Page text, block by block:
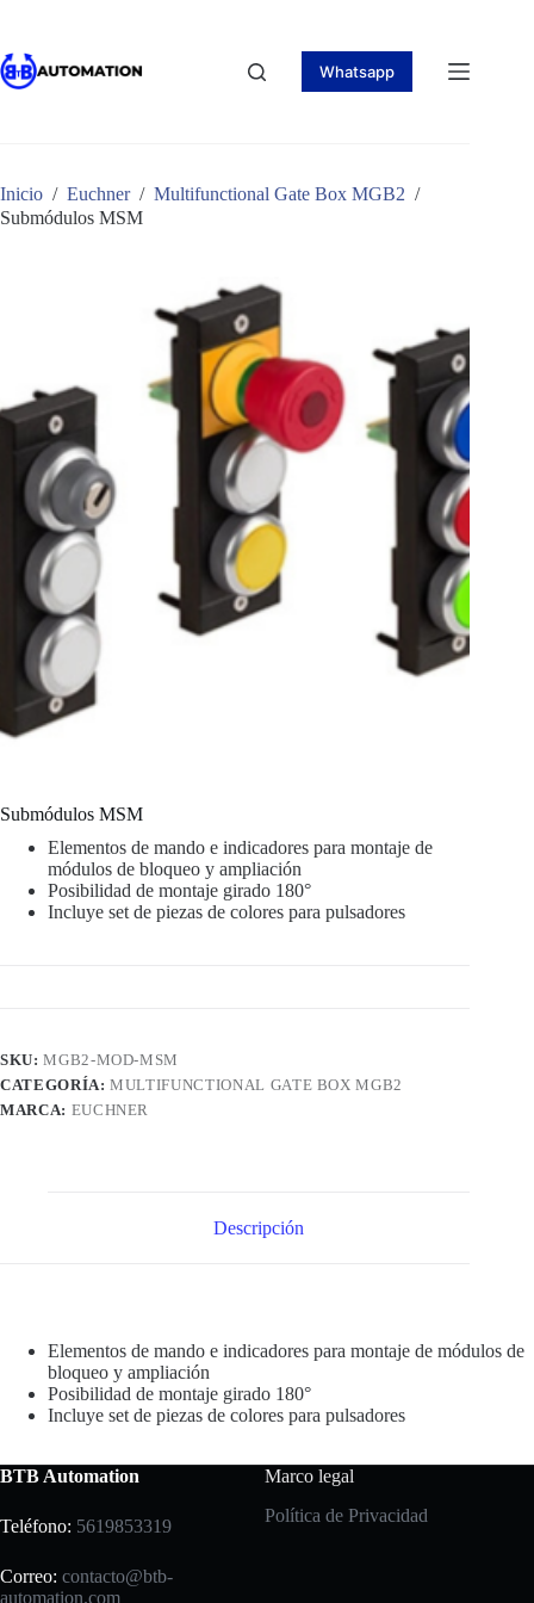
contenido
Whatsapp
Inicio / Euchner / Multifunctional Gate Box MGB2 /
Submódulos MSM
Submódulos MSM
Elementos de mando e indicadores para montaje de
módulos de bloqueo y ampliación
Posibilidad de montaje girado 180°
Incluye set de piezas de colores para pulsadores
SKU:MGB2-MOD-MSM
CATEGORÍA:MULTIFUNCTIONAL GATE BOX MGB2
MARCA: EUCHNER
Descripción
Elementos de mando e indicadores para montaje de módulos de
bloqueo y ampliación
Posibilidad de montaje girado 180°
Incluye set de piezas de colores para pulsadores
BTB Automation
Teléfono: 5619853319
Correo: contacto@btb-
automation.com
Marco legal
Política de Privacidad